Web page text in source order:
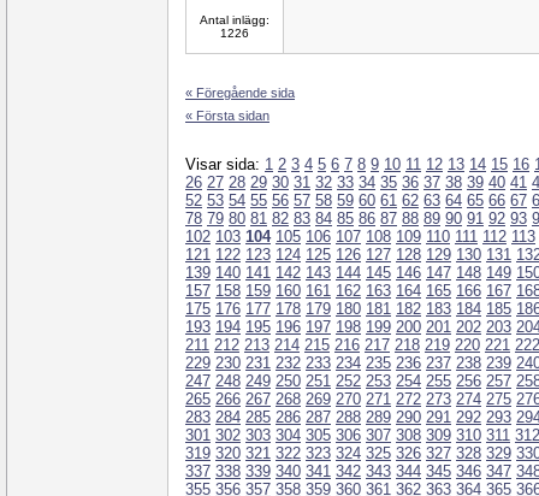
Antal inlägg:
1226
« Föregående sida
« Första sidan
Visar sida: 1 2 3 4 5 6 7 8 9 10 11 12 13 14 15 16
26 27 28 29 30 31 32 33 34 35 36 37 38 39 40 41
52 53 54 55 56 57 58 59 60 61 62 63 64 65 66 67
78 79 80 81 82 83 84 85 86 87 88 89 90 91 92 93
102 103 104 105 106 107 108 109 110 111 112 113
121 122 123 124 125 126 127 128 129 130 131
139 140 141 142 143 144 145 146 147 148 149
157 158 159 160 161 162 163 164 165 166 167
175 176 177 178 179 180 181 182 183 184 185
193 194 195 196 197 198 199 200 201 202 203
211 212 213 214 215 216 217 218 219 220 221 222
229 230 231 232 233 234 235 236 237 238 239
247 248 249 250 251 252 253 254 255 256 257
265 266 267 268 269 270 271 272 273 274 275
283 284 285 286 287 288 289 290 291 292 293
301 302 303 304 305 306 307 308 309 310 311 312
319 320 321 322 323 324 325 326 327 328 329
337 338 339 340 341 342 343 344 345 346 347
355 356 357 358 359 360 361 362 363 364 365